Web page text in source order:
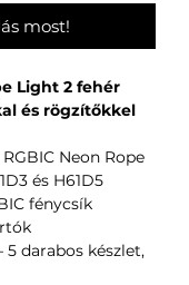
most!
Light 2 fehér
és rögzítőkkel
Neon Rope
és H61D5
fénycsík
5 darabos készlet,